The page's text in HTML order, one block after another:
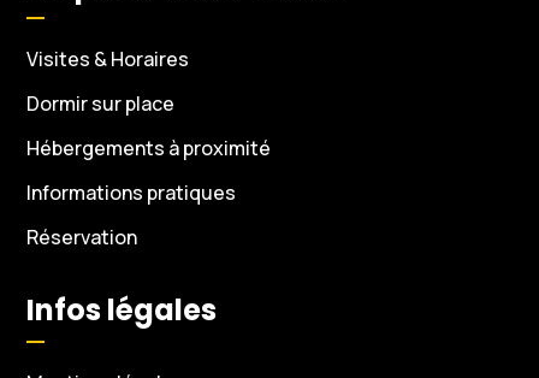
Visites & Horaires
Dormir sur place
Hébergements à proximité
Informations pratiques
Réservation
Infos légales